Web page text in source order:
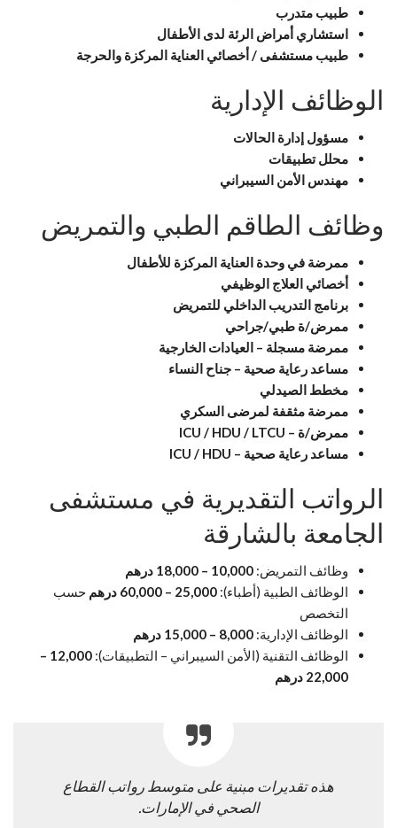
طبيب متدرب
استشاري أمراض الرئة لدى الأطفال
طبيب مستشفى / أخصائي العناية المركزة والحرجة
الوظائف الإدارية
مسؤول إدارة الحالات
محلل تطبيقات
مهندس الأمن السيبراني
وظائف الطاقم الطبي والتمريض
ممرضة في وحدة العناية المركزة للأطفال
أخصائي العلاج الوظيفي
برنامج التدريب الداخلي للتمريض
ممرض/ة طبي/جراحي
ممرضة مسجلة – العيادات الخارجية
مساعد رعاية صحية – جناح النساء
مخطط الصيدلي
ممرضة مثقفة لمرضى السكري
ممرض/ة – ICU / HDU / LTCU
مساعد رعاية صحية – ICU / HDU
الرواتب التقديرية في مستشفى
الجامعة بالشارقة
وظائف التمريض: 10,000 – 18,000 درهم
الوظائف الطبية (أطباء): 25,000 – 60,000 درهم
حسب
التخصص
الوظائف الإدارية: 8,000 – 15,000 درهم
الوظائف التقنية (الأمن السيبراني – التطبيقات):
12,000 –
22,000 درهم
هذه تقديرات مبنية على متوسط رواتب القطاع
الصحي في الإمارات.